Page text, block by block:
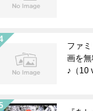
ファ
画を無
♪ （10